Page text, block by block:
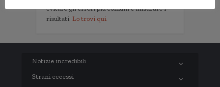
evitare gli errori più comuni e misurare i
risultati. Lo trovi qui.
Notizie incredibili
Strani eccessi